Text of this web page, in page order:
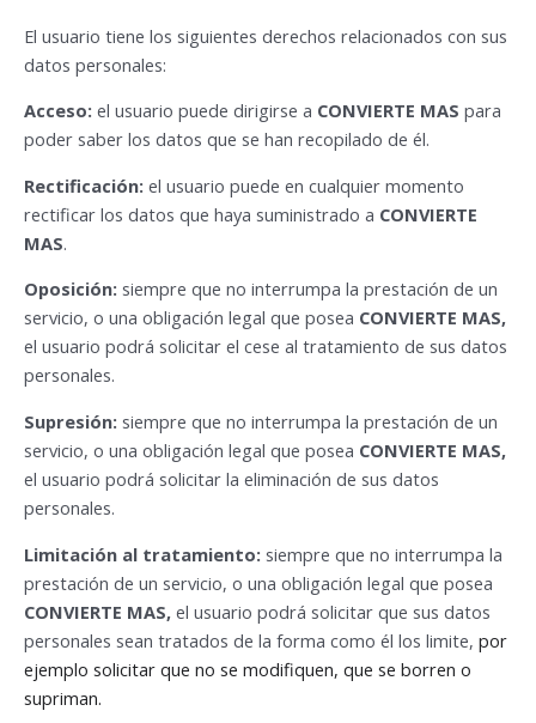
El usuario tiene los siguientes derechos relacionados con sus
datos personales:
Acceso: el usuario puede dirigirse a CONVIERTE MAS para
poder saber los datos que se han recopilado de él.
Rectificación: el usuario puede en cualquier momento
rectificar los datos que haya suministrado a CONVIERTE
MAS.
Oposición: siempre que no interrumpa la prestación de un
servicio, o una obligación legal que posea CONVIERTE MAS,
el usuario podrá solicitar el cese al tratamiento de sus datos
personales.
Supresión: siempre que no interrumpa la prestación de un
servicio, o una obligación legal que posea CONVIERTE MAS,
el usuario podrá solicitar la eliminación de sus datos
personales.
Limitación al tratamiento: siempre que no interrumpa la
prestación de un servicio, o una obligación legal que posea
CONVIERTE MAS, el usuario podrá solicitar que sus datos
personales sean tratados de la forma como él los limite, por
ejemplo solicitar que no se modifiquen, que se borren o
supriman.